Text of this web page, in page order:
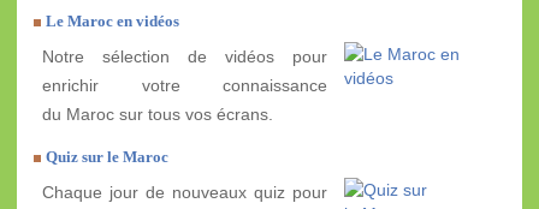
Le Maroc en vidéos
Notre sélection de vidéos pour
enrichir votre connaissance
du Maroc sur tous vos écrans.
Quiz sur le Maroc
Chaque jour de nouveaux quiz pour